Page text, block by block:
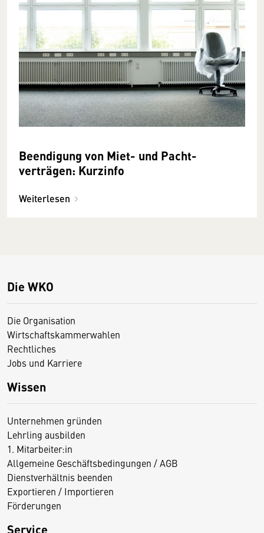
Beendigung von Miet- und Pacht­
verträgen: Kurzinfo
Weiterlesen
Die WKO
Die Organisation
Wirtschaftskammerwahlen
Rechtliches
Jobs und Karriere
Wissen
Unternehmen gründen
Lehrling ausbilden
1. Mitarbeiter:in
Allgemeine Geschäftsbedingungen / AGB
Dienstverhältnis beenden
Exportieren / Importieren
Förderungen
Service